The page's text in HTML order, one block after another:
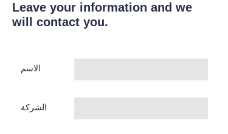
Leave your information and we
will contact you.
الاسم
الشركة